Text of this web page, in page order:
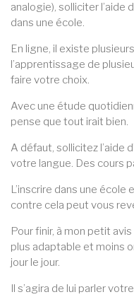
analogie), solliciter l’aide
dans une école.
En ligne, il existe
l’apprentissage de
faire votre choix.
Avec une étude
pense que tout irait bien.
A défaut, sollicitez l’aide
votre langue. Des cours
L’inscrire dans une
contre cela peut vous
Pour finir, à mon petit
plus adaptable et moins
jour le jour.
Il s’agira de lui parler